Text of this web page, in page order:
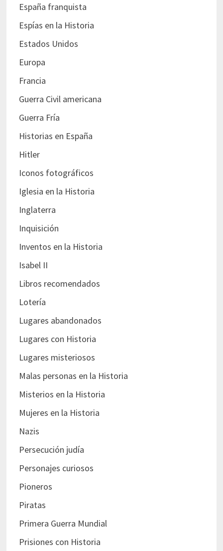
España franquista
Espías en la Historia
Estados Unidos
Europa
Francia
Guerra Civil americana
Guerra Fría
Historias en España
Hitler
Iconos fotográficos
Iglesia en la Historia
Inglaterra
Inquisición
Inventos en la Historia
Isabel II
Libros recomendados
Lotería
Lugares abandonados
Lugares con Historia
Lugares misteriosos
Malas personas en la Historia
Misterios en la Historia
Mujeres en la Historia
Nazis
Persecución judía
Personajes curiosos
Pioneros
Piratas
Primera Guerra Mundial
Prisiones con Historia